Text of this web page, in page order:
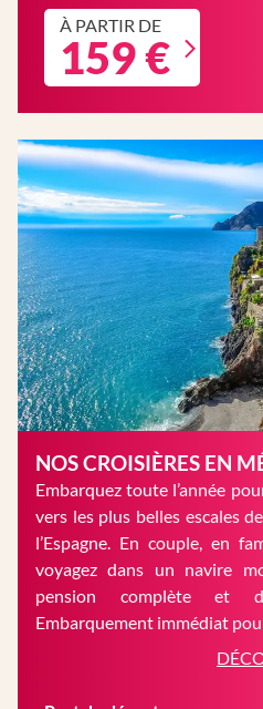
À PARTIR DE
159 €
NOS CROISIÈRES EN
Embarquez toute l’année
vers les plus belles escales
l’Espagne. En couple, en
voyagez dans un navire
pension complète et
Embarquement immédiat